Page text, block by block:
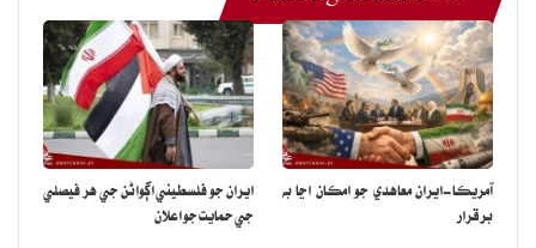
آمريڪا-ايران معاهدي جو امڪان اڃا به
برقرار
ايران جو فلسطيني اڳواڻن جي هر فيصلي
جي حمايت جو اعلان